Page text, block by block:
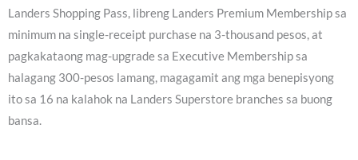
Landers Shopping Pass, libreng Landers Premium Membership sa
minimum na single-receipt purchase na 3-thousand pesos, at
pagkakataong mag-upgrade sa Executive Membership sa
halagang 300-pesos lamang, magagamit ang mga benepisyong
ito sa 16 na kalahok na Landers Superstore branches sa buong
bansa.